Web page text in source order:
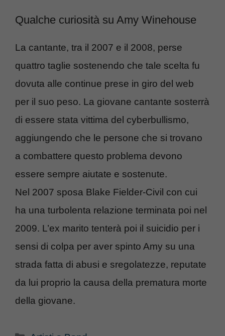
Qualche curiosità su Amy Winehouse
La cantante, tra il 2007 e il 2008, perse
quattro taglie sostenendo che tale scelta fu
dovuta alle continue prese in giro del web
per il suo peso. La giovane cantante sosterrà
di essere stata vittima del cyberbullismo,
aggiungendo che le persone che si trovano
a combattere questo problema devono
essere sempre aiutate e sostenute.
Nel 2007 sposa Blake Fielder-Civil con cui
ha una turbolenta relazione terminata poi nel
2009. L’ex marito tenterà poi il suicidio per i
sensi di colpa per aver spinto Amy su una
strada fatta di abusi e sregolatezze, reputate
da lui proprio la causa della prematura morte
della giovane.